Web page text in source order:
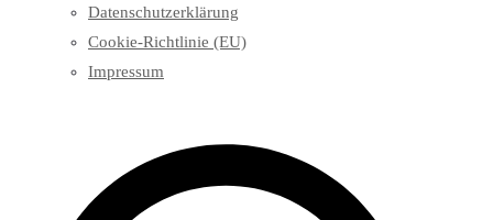
Datenschutzerklärung
Cookie-Richtlinie (EU)
Impressum